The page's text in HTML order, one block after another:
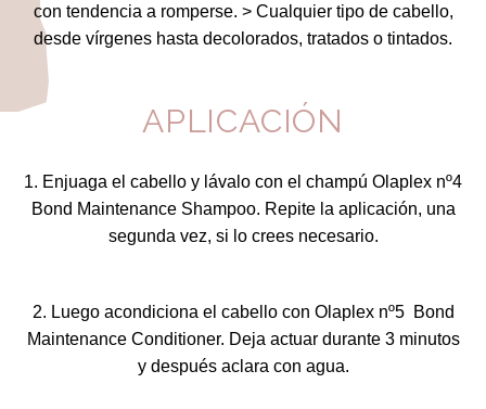
con tendencia a romperse. > Cualquier tipo de cabello,
desde vírgenes hasta decolorados, tratados o tintados.
APLICACIÓN
1. Enjuaga el cabello y lávalo con el champú Olaplex nº4
Bond Maintenance Shampoo. Repite la aplicación, una
segunda vez, si lo crees necesario.
2. Luego acondiciona el cabello con Olaplex nº5 Bond
Maintenance Conditioner. Deja actuar durante 3 minutos
y después aclara con agua.